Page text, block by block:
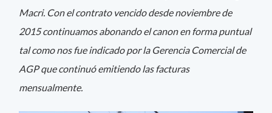
Macri. Con el contrato vencido desde noviembre de
2015 continuamos abonando el canon en forma puntual
tal como nos fue indicado por la Gerencia Comercial de
AGP que continuó emitiendo las facturas
mensualmente.